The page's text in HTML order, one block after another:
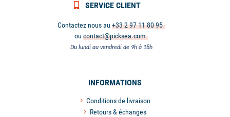
SERVICE CLIENT
Contactez nous au +33 2 97 11 80 95
ou contact@picksea.com
Du lundi au vendredi de 9h à 18h
INFORMATIONS
Conditions de livraison
Retours & échanges